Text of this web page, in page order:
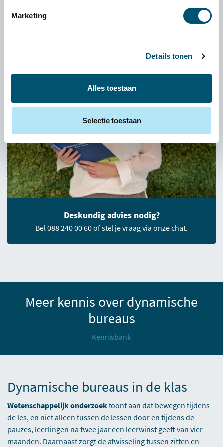
Marketing
Details tonen
Alles toestaan
Selectie toestaan
Deskundig advies nodig?
Bel 088 240 00 60 of stel je vraag via onze chat.
Meer kennis over dynamische
bureaus
Kennisbank
Dynamische bureaus in de klas
Wetenschappelijk onderzoektoont aan dat bewegen tijdens
de les, en niet alleen tussen de lessen door en tijdens de
pauzes, leerlingen na twee jaar een leerwinst geeft van vier
maanden. Daarnaast zorgt de afwisseling tussen zitten en